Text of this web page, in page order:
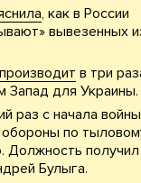
, как в России
вывезенных
производит в три
Запад для Украины.
раз с начала войны
обороны по
Должность
Булыга.